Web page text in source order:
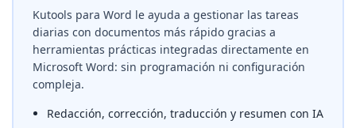
Kutools para Word le ayuda a gestionar las tareas
diarias con documentos más rápido gracias a
herramientas prácticas integradas directamente en
Microsoft Word: sin programación ni configuración
compleja.
Redacción, corrección, traducción y resumen con IA